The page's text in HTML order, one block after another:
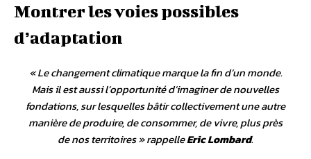
Montrer les voies possibles
d’adaptation
«Le changement climatique marque la fin d’un monde.
Mais il est aussi l’opportunité d’imaginer de nouvelles
fondations, sur lesquelles bâtir collectivement une autre
manière de produire, de consommer, de vivre, plus près
de nos territoires» rappelleEric Lombard.